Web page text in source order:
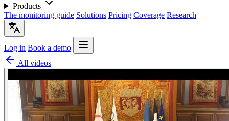
Products
The monitoring guide Solutions Pricing Coverage Research
Log in Book a demo
All videos